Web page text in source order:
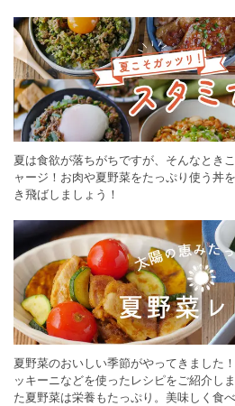
夏は食欲が落ちがちですが、そんなとき
ャージ！お肉や夏野菜をたっぷり使う丼
き飛ばしましょう！
夏野菜のおいしい季節がやってきました
ッキーニなどを使ったレシピをご紹介し
た夏野菜は栄養もたっぷり。美味しく食